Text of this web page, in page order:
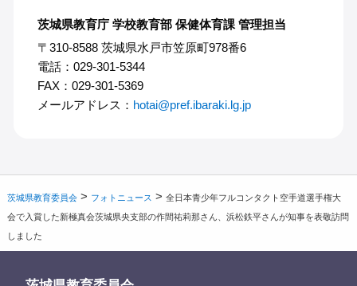
茨城県教育庁 学校教育部 保健体育課 管理担当
〒310-8588 茨城県水戸市笠原町978番6
電話：029-301-5344
FAX：029-301-5369
メールアドレス： hotai@pref.ibaraki.lg.jp
茨城県教育委員会 > フォトニュース >全日本青少年フルコンタクト空手道選手権大
会で入賞した新極真会茨城県央支部の作間祐莉那さん、浜松鉄平さんが知事を表敬訪問
しました